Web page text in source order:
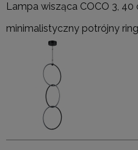
Lampa wisząca COCO 3,
minimalistyczny potrójny ring